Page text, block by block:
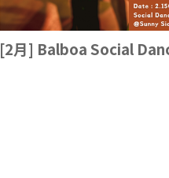
[2月] Balboa Social